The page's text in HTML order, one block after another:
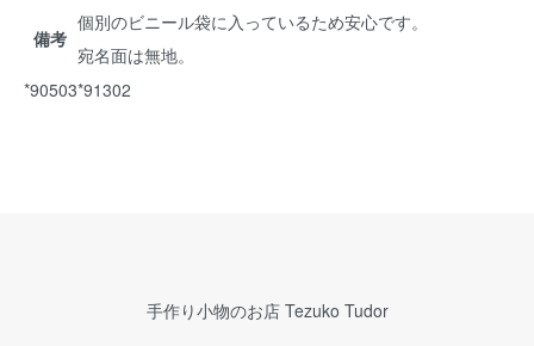
備考
個別のビニール袋に入っているため安心です。
宛名面は無地。
*90503*91302
手作り小物のお店 Tezuko Tudor